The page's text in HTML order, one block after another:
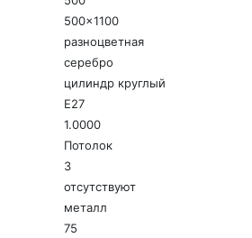
500x1100
разноцветная
серебро
цилиндр круглый
E27
1.0000
Потолок
3
отсутствуют
металл
75